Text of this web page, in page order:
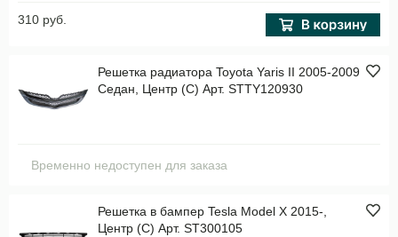
310 руб.
Решетка радиатора Toyota Yaris II 2005-2009
Седан, Центр (C) Арт. STTY120930
Временно недоступен для заказа
Решетка в бампер Tesla Model X 2015-,
Центр (C) Арт. ST300105